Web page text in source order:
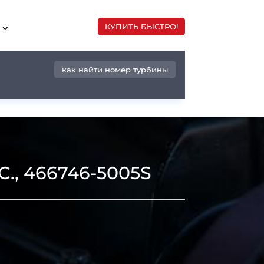
КУПИТЬ БЫСТРО!
как найти номер турбины
466746-5005S